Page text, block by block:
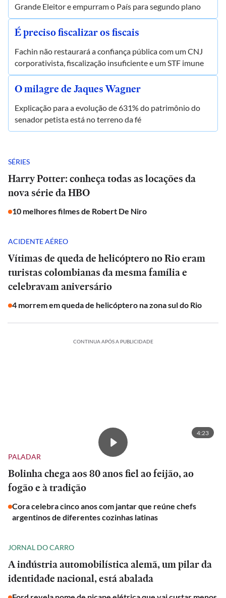
Grande Eleitor e empurram o País para segundo plano
É preciso fiscalizar os fiscais
Fachin não restaurará a confiança pública com um CNJ
corporativista, fiscalização insuficiente e um STF imune
O milagre de Jaques Wagner
Explicação para a evolução de 631% do patrimônio do
senador petista está no terreno da fé
SÉRIES
Harry Potter: conheça todas as locações da
nova série da HBO
10 melhores filmes de Robert De Niro
ACIDENTE AÉREO
Vítimas de queda de helicóptero no Rio eram
turistas colombianas da mesma família e
celebravam aniversário
4 morrem em queda de helicóptero na zona sul do Rio
CONTINUA APÓS A PUBLICIDADE
4:23
PALADAR
Bolinha chega aos 80 anos fiel ao feijão, ao
fogão e à tradição
Cora celebra cinco anos com jantar que reúne chefs
argentinos de diferentes cozinhas latinas
JORNAL DO CARRO
A indústria automobilística alemã, um pilar da
identidade nacional, está abalada